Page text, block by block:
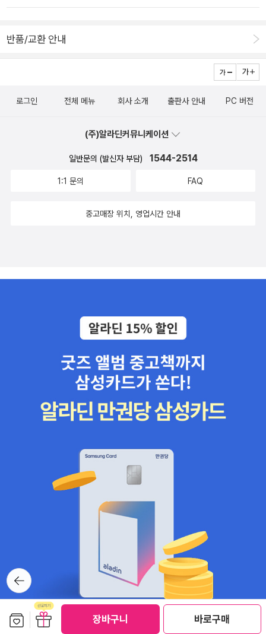
장바구니 바로구매
의 합이다. 순간에 의미를 부여해야 한다. 그렇지 않으면 우리의 삶
- 동의 되지 않는 권위에 굴복하지 말고 불합리한 권위에 복종하지 말
심이 없고 인성에 문제가 있는 사람을 말한다.(P178) 제7장 소통
하고 싶나'보다 '무엇을 해야 하나' 묻는다. 둘째, 무엇이 기업을 위한
길인가 생각한다. 셋째, 계획표에 따라 행동한다. 넷째, 기꺼이 책임
을 떠맡고 결정을 내린다. 다섯째, 효과적인 커뮤니케이션 구조를 만
구축한다. 여덟째, 항상 '우리'라고 말한다. - 소통이 안 되는 3가지
지 않는다 셋째, 하고 싶은 말을 제대로 전하지 못한다 - 소통을 위한
(찰스 바클리) 2) 지금 우리에게 필요한 것은 한 사람의
리하는 습관을 가져라(P233) 제8장 인생(人生) - 내 뜻대로 되지
않는 것에 너무 안달복달하지 않는 태도가 정말 지혜로운 삶의 태도
기를 바라지 마라 공부하는 데 마음에 장애가 없기를 바라지 마라 수
행하는 데 마(魔) 없기를 바라지 마라 일을 꽈하되 쉽게 되기를 바라
지 마라 친구를 사귀되 내가 이롭기를 바라지 마라 남이 내 뜻대로
라 이익을 분에 넘치게 바라지 마라 억울함을 당해서 밝히려고 하지
'씨줄'과 시대의 흐름과 시대정신 그리고 운이라는 '날줄'이 합쳐서 직
속할 터이나 펼쳐보면 무지막지 하게 직조되어 들어온 시대의 씨
줄 때문에 내가 원하는 무늬를 짤 수 없었다.
(박완서님의 작품 속에서의 이야기) - 원하는 방향
으로 인생이 흘러가지 않는다고 지레 포기하거나 주저 앉을 필요는
없다. 또 인생에는 공짜가 없다. 하지만 어떤 인생이든 어떤 형태가
될지 모르나 반드시 기회가 찾아온다.(P252) - 인생은 내가 생각한
방향으로 흘러가지 않는다. 하지만 훌륭할 수 있다. 내가 생각한 방향
에만 답이 있는 것은 아니다. 답은 모든 방향에 있다. 순간순간에 집
든 사람에게 같은 상황이 닥쳐오는 것이 아니다. 자신만의 방법으로
반품/교환 안내
뒤로가
기
로그인 전체 메뉴 회사 소개 출판사 안내 PC 버전
(주)알라딘커뮤니케이션
일반문의 (발신자 부담) 1544-2514
1:1 문의 FAQ
중고매장 위치, 영업시간 안내